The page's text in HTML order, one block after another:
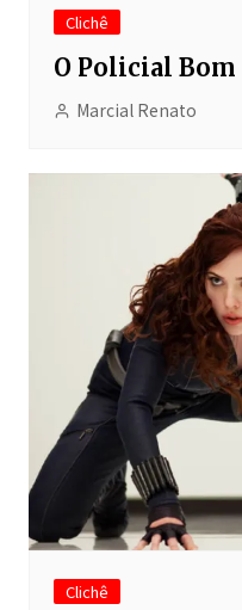
Clichê
O Policial
Marcial Renato
Clichê